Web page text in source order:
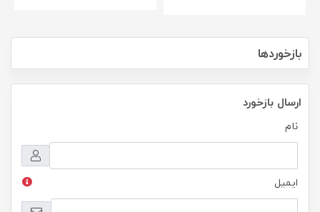
بازخوردها
ارسال بازخورد
نام
ایمیل